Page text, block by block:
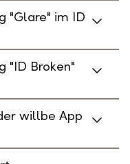
"Glare" im ID
"ID Broken"
willbe App